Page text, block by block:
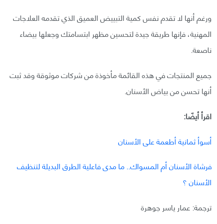
ورغم أنها لا تقدم نفس كمية التبييض العميق الذي تقدمه العلاجات
المهنية، فإنها طريقة جيدة لتحسين مظهر ابتسامتك وجعلها بيضاء
ناصعة.
جميع المنتجات في هذه القائمة مأخوذة من شركات موثوقة وقد ثبت
أنها تحسن من بياض الأسنان.
اقرأ أيضًا:
أسوأ ثمانية أطعمة على الأسنان
فرشاة الأسنان أم المسواك.. ما مدى فاعلية الطرق البديلة لتنظيف
الأسنان ؟
ترجمة: عمار ياسر جوهرة